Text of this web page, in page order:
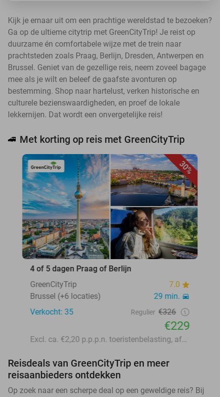
Kijk je ernaar uit om een prachtige wereldstad te bezoeken?
Ga op de ultieme citytrip met GreenCityTrip! Je reist op
duurzame én comfortabele wijze met de trein naar
prachtsteden zoals Praag, Berlijn, Dresden, Antwerpen en
Brussel. Geniet van de gezellige reis, neem zoveel bagage
mee als je wilt en beleef de gaafste avonturen op
bestemming. Shop naar hartelust, verken historische en
culturele bezienswaardigheden, en proef de lokale
lekkernijen. Dat wordt een onvergetelijke reis!
🚄 Met korting op reis met GreenCityTrip
30%
4 of 5 dagen Praag of Berlijn
GreenCityTrip
7.0
Brussel (+6 locaties)
29 min.
Verkocht: 35
Regulier €326
€229
Excl. ca. €2,20 p.p.p.n. toeristenbelasting, afhankelijk van de bestemming en het hotel
Reisdeals van GreenCityTrip en meer
reisaanbieders ontdekken
Op zoek naar een scherpe deal op een geweldige reis? Bij